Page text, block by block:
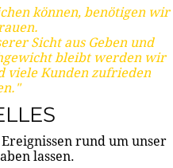
können, benötigen wir
Sicht aus Geben und
bleibt werden wir
viele Kunden zufrieden
rund um unser
lassen.